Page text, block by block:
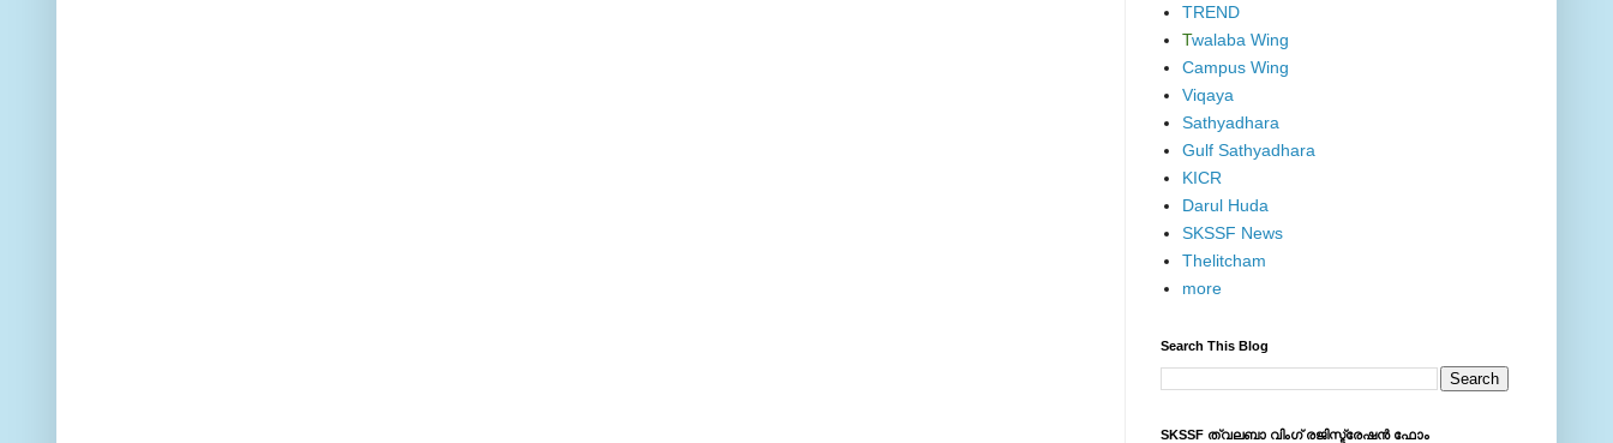
TREND
Twalaba Wing
Campus Wing
Viqaya
Sathyadhara
Gulf Sathyadhara
KICR
Darul Huda
SKSSF News
Thelitcham
more
Search This Blog
SKSSF ത്വലബാ വിംഗ് രജിസ്ട്രേഷന്‍ ഫോം